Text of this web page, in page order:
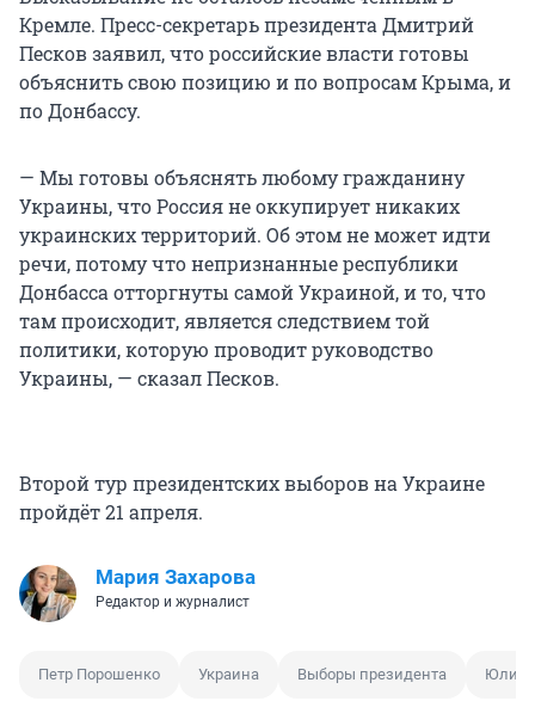
Кремле. Пресс-секретарь президента Дмитрий
Песков заявил, что российские власти готовы
объяснить свою позицию и по вопросам Крыма, и
по Донбассу.
— Мы готовы объяснять любому гражданину
Украины, что Россия не оккупирует никаких
украинских территорий. Об этом не может идти
речи, потому что непризнанные республики
Донбасса отторгнуты самой Украиной, и то, что
там происходит, является следствием той
политики, которую проводит руководство
Украины, — сказал Песков.
Второй тур президентских выборов на Украине
пройдёт 21 апреля.
Мария Захарова
Редактор и журналист
Петр Порошенко Украина Выборы президента Юлия